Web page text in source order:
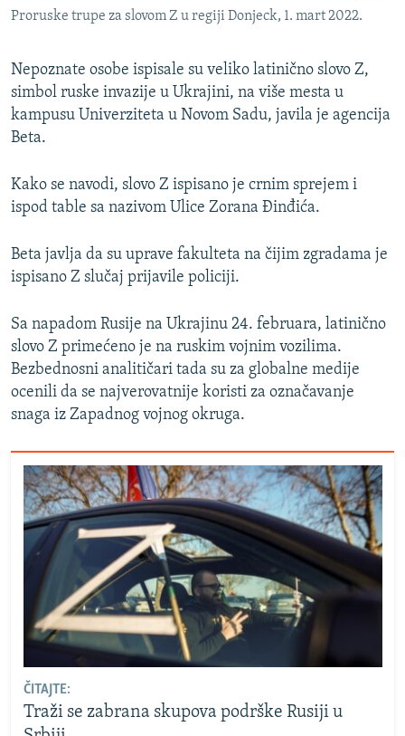
GENOCID U SREBRENICI
POPLAVE I KLIZIŠTA U BIH 2024.
TV LIBERTY
POST SCRIPTUM
TRI DECENIJE OD RATA U BIH
NASTANAK I RASPAD JUGOSLAVIJE
PRATITE NAS
Sve RFE/RL stranice
Proruske trupe za slovom Z u regiji Donjeck, 1. mart 2022.
Nepoznate osobe ispisale su veliko latinično slovo Z,
simbol ruske invazije u Ukrajini, na više mesta u
kampusu Univerziteta u Novom Sadu, javila je agencija
Beta.
Kako se navodi, slovo Z ispisano je crnim sprejem i
ispod table sa nazivom Ulice Zorana Đinđića.
Beta javlja da su uprave fakulteta na čijim zgradama je
ispisano Z slučaj prijavile policiji.
Sa napadom Rusije na Ukrajinu 24. februara, latinično
slovo Z primećeno je na ruskim vojnim vozilima.
Bezbednosni analitičari tada su za globalne medije
ocenili da se najverovatnije koristi za označavanje
snaga iz Zapadnog vojnog okruga.
ČITAJTE:
Traži se zabrana skupova podrške Rusiji u